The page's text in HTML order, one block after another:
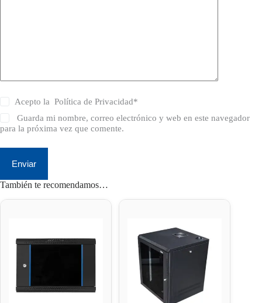
Acepto laPolítica de Privacidad*
Guarda mi nombre, correo electrónico y web en este navegador
para la próxima vez que comente.
Enviar
También te recomendamos…